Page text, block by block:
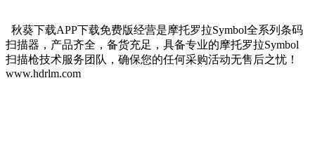
秋葵下载APP下载免费版经营是摩托罗拉Symbol全系列条码
扫描器，产品齐全，备货充足，具备专业的摩托罗拉Symbol
扫描枪技术服务团队，确保您的任何采购活动无售后之忧！
www.hdrlm.com